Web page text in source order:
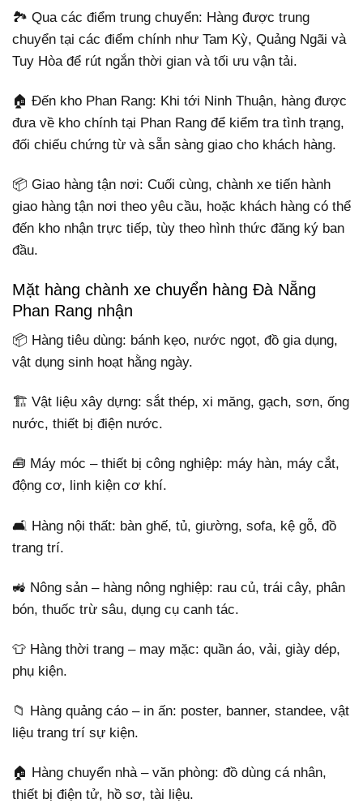
🏞️ Qua các điểm trung chuyển: Hàng được trung
chuyển tại các điểm chính như Tam Kỳ, Quảng Ngãi và
Tuy Hòa để rút ngắn thời gian và tối ưu vận tải.
🏠 Đến kho Phan Rang: Khi tới Ninh Thuận, hàng được
đưa về kho chính tại Phan Rang để kiểm tra tình trạng,
đối chiếu chứng từ và sẵn sàng giao cho khách hàng.
📦 Giao hàng tận nơi: Cuối cùng, chành xe tiến hành
giao hàng tận nơi theo yêu cầu, hoặc khách hàng có thể
đến kho nhận trực tiếp, tùy theo hình thức đăng ký ban
đầu.
Mặt hàng chành xe chuyển hàng Đà Nẵng
Phan Rang nhận
📦 Hàng tiêu dùng: bánh kẹo, nước ngọt, đồ gia dụng,
vật dụng sinh hoạt hằng ngày.
🏗️ Vật liệu xây dựng: sắt thép, xi măng, gạch, sơn, ống
nước, thiết bị điện nước.
🧰 Máy móc – thiết bị công nghiệp: máy hàn, máy cắt,
động cơ, linh kiện cơ khí.
🛋️ Hàng nội thất: bàn ghế, tủ, giường, sofa, kệ gỗ, đồ
trang trí.
🚜 Nông sản – hàng nông nghiệp: rau củ, trái cây, phân
bón, thuốc trừ sâu, dụng cụ canh tác.
👕 Hàng thời trang – may mặc: quần áo, vải, giày dép,
phụ kiện.
📁 Hàng quảng cáo – in ấn: poster, banner, standee, vật
liệu trang trí sự kiện.
🏠 Hàng chuyển nhà – văn phòng: đồ dùng cá nhân,
thiết bị điện tử, hồ sơ, tài liệu.